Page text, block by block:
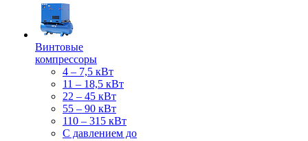
Винтовые
компрессоры
4 – 7,5 кВт
11 – 18,5 кВт
22 – 45 кВт
55 – 90 кВт
110 – 315 кВт
С давлением до